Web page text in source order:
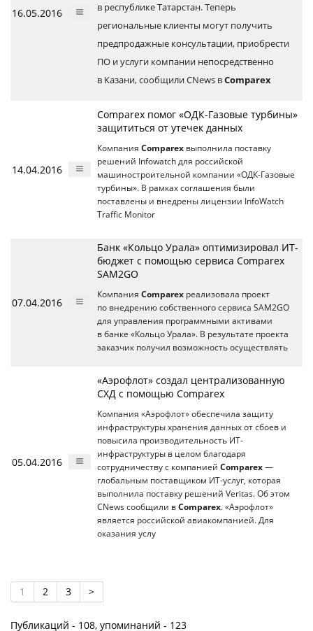
16.05.2016
в республике Татарстан. Теперь
региональные клиенты могут получить
предпродажные консультации, приобрести
ПО и услуги компании непосредственно
в Казани, сообщили CNews вComparex
14.04.2016
Comparex помог «ОДК-Газовые турбины»
защититься от утечек данных
Компания Comparex выполнила поставку
решений Infowatch для российской
машиностроительной компании «ОДК-Газовые
турбины». В рамках соглашения были
поставлены и внедрены лицензии InfoWatch
Traffic Monitor
07.04.2016
Банк «Кольцо Урала» оптимизировал ИТ-
бюджет с помощью сервиса Comparex
SAM2GO
Компания Comparex реализовала проект
по внедрению собственного сервиса SAM2GO
для управления программными активами
в банке «Кольцо Урала». В результате проекта
заказчик получил возможность осуществлять
05.04.2016
«Аэрофлот» создал централизованную
СХД с помощью Comparex
Компания «Аэрофлот» обеспечила защиту
инфраструктуры хранения данных от сбоев и
повысила производительность ИТ-
инфраструктуры в целом благодаря
сотрудничеству с компанией Comparex —
глобальным поставщиком ИТ-услуг, которая
выполнила поставку решений Veritas. Об этом
CNews сообщили в Comparex. «Аэрофлот»
является российской авиакомпанией. Для
оказания услу
1 2 3 >
Публикаций - 108, упоминаний - 123